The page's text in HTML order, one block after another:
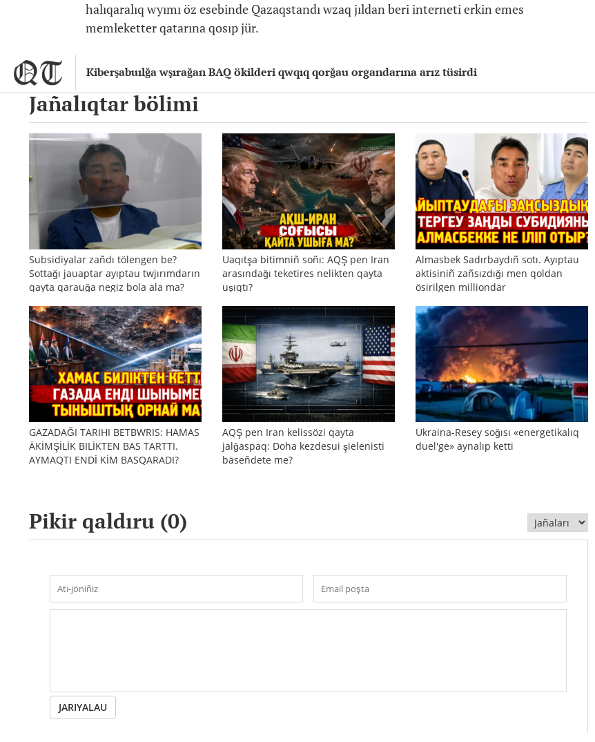
Kiberşabuılğa wşırağan BAQ ökilderi qwqıq qorğau organdarına arız tüsirdi
halıqaralıq wyımı öz esebinde Qazaqstandı wzaq jıldan beri interneti erkin emes
memleketter qatarına qosıp jür.
Jañalıqtar bölimi
Subsidiyalar zañdı tölengen be?
Sottağı jauaptar ayıptau twjırımdarın
qayta qarauğa negiz bola ala ma?
Uaqıtşa bitimniñ soñı: AQŞ pen Iran
arasındağı teketires nelikten qayta
uşıqtı?
Almasbek Sadırbaydıñ sotı. Ayıptau
aktisiniñ zañsızdığı men qoldan
ösirilgen milliondar
GAZADAĞI TARIHI BETBWRIS: HAMAS
ÄKİMŞİLİK BILİKTEN BAS TARTTI.
AYMAQTI ENDİ KİM BASQARADI?
AQŞ pen Iran kelissözi qayta
jalğaspaq: Doha kezdesui şielenisti
bäseñdete me?
Ukraina-Resey soğısı «energetikalıq
duel'ge» aynalıp ketti
Pikir qaldıru (0)
JARIYALAU